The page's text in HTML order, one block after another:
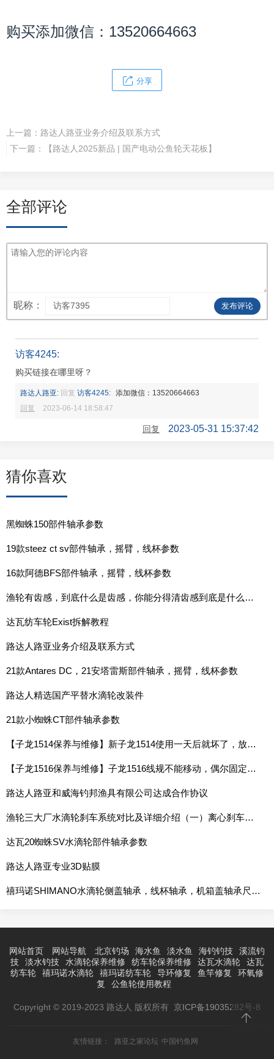
购买添加微信：13520664663
分享
上一篇： 路达人路亚业务介绍及联系方式
下一篇：
【路达人2025新品 | 国产电动公鱼轮天花板】
全部评论
昵称： 发布评论
访客4245:
购买链接在哪里呀？
路达人路亚: 回复 访客4245: 添加微信：13520664663
回复
2023-06-14 18:58:47
回复 2023-05-31 15:37:42
猜你喜欢
黑蜘蛛150部件轴承参数
19款steez ct sv部件轴承，摇臂，线杯参数
16款阿德BFS部件轴承，摇臂，线杯参数
渔轮有齿感，到底什么是齿感，你能分得清齿感到底是什么吗？
达瓦纺车轮Exist拆解教程
路达人路亚业务介绍及联系方式
21款Antares DC，21安塔雷斯部件轴承，摇臂，线杯参数
路达人精选国产平替水滴轮改装件
21款小蜘蛛CT部件轴承参数
【子龙1514保养与维修】新子龙1514使用一天后就坏了，放线开关无法按下，摇动起来卡卡响
【子龙1516保养与维修】子龙1516线规不能移动，偶尔固定在右侧，需要手动扳过来
路达人路亚和威海钓邦渔具有限公司达成合作协议
渔轮三大厂水滴轮刹车系统对比及详细介绍（一）离心刹车系统
达瓦20蜘蛛SV水滴轮部件轴承参数
路达人路亚专业3D贴膜
禧玛诺SHIMANO水滴轮侧盖轴承，线杯轴承，机箱盖轴承尺寸表
网站首页 网站导航 北京钓场 海水鱼 淡水鱼 海钓钓技
溪流钓
技
淡水钓技 水滴轮保养维修 纺车轮保养维修 达瓦水滴轮
达瓦
纺车轮
禧玛诺水滴轮 禧玛诺纺车轮 导环修复 鱼竿修复
环氧修
复
公鱼轮使用教程
Copyright © 2019-2023 路达人 版权所有 京ICP备19035282号-8
友情链接： 路亚之家论坛 中国钓鱼网